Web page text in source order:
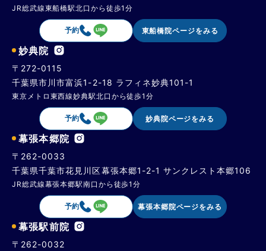
JR総武線東船橋駅北口から徒歩1分
予約 東船橋院ページをみる
妙典院
〒272-0115
千葉県市川市富浜1-2-18 ラフィネ妙典101-1
東京メトロ東西線妙典駅北口から徒歩1分
予約 妙典院ページをみる
幕張本郷院
〒262-0033
千葉県千葉市花見川区幕張本郷1-2-1 サンクレスト本郷106
JR総武線幕張本郷駅南口から徒歩1分
予約 幕張本郷院ページをみる
幕張駅前院
〒262-0032